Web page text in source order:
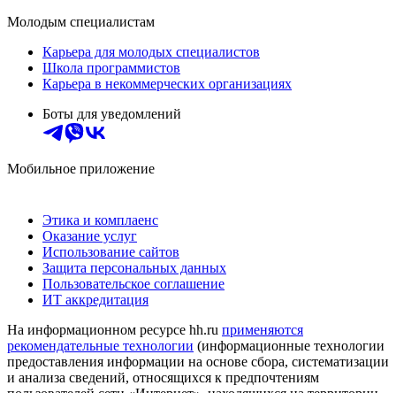
Молодым специалистам
Карьера для молодых специалистов
Школа программистов
Карьера в некоммерческих организациях
Боты для уведомлений
Мобильное приложение
Этика и комплаенс
Оказание услуг
Использование сайтов
Защита персональных данных
Пользовательское соглашение
ИТ аккредитация
На информационном ресурсе hh.ru применяются
рекомендательные технологии (информационные технологии
предоставления информации на основе сбора, систематизации
и анализа сведений, относящихся к предпочтениям